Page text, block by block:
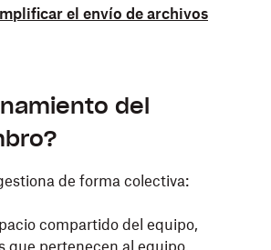
el envío de archivos
del
de forma colectiva:
compartido del equipo,
que pertenecen al equipo.